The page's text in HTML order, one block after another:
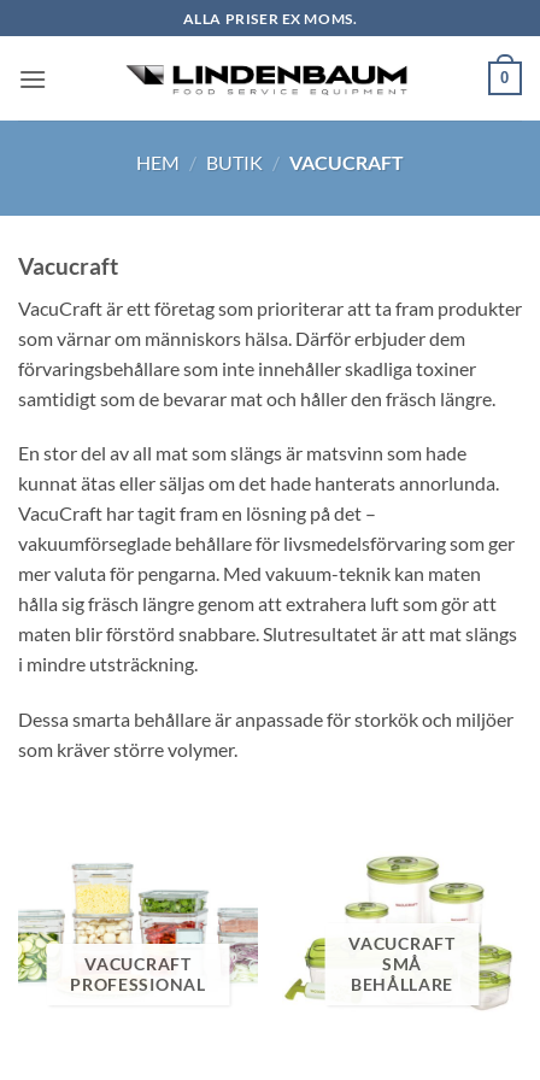
to
content
ALLA PRISER EX MOMS.
0
HEM / BUTIK / VACUCRAFT
Vacucraft
VacuCraft är ett företag som prioriterar att ta fram produkter
som värnar om människors hälsa. Därför erbjuder dem
förvaringsbehållare som inte innehåller skadliga toxiner
samtidigt som de bevarar mat och håller den fräsch längre.
En stor del av all mat som slängs är matsvinn som hade
kunnat ätas eller säljas om det hade hanterats annorlunda.
VacuCraft har tagit fram en lösning på det –
vakuumförseglade behållare för livsmedelsförvaring som ger
mer valuta för pengarna. Med vakuum-teknik kan maten
hålla sig fräsch längre genom att extrahera luft som gör att
maten blir förstörd snabbare. Slutresultatet är att mat slängs
i mindre utsträckning.
Dessa smarta behållare är anpassade för storkök och miljöer
som kräver större volymer.
VACUCRAFT
PROFESSIONAL
VACUCRAFT
SMÅ
BEHÅLLARE